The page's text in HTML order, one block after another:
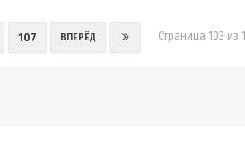
107 ВПЕРЁД Страница 103 из